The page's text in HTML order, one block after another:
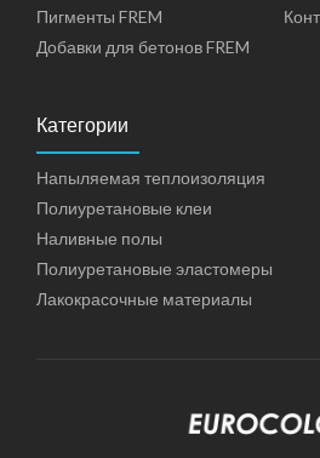
Пигменты FREM
Добавки для бетонов FREM
Категории
Напыляемая теплоизоляция
Полиуретановые клеи
Наливные полы
Полиуретановые эластомеры
Лакокрасочные материалы